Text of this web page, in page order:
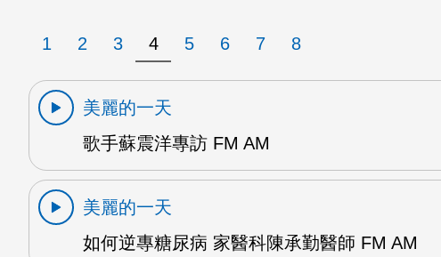
1 2 3 4 5 6 7 8
美麗的一天
歌手蘇震洋專訪 FM AM
美麗的一天
如何逆專糖尿病 家醫科陳承勤醫師 FM AM